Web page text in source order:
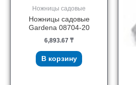
Ножницы садовые
Ножницы садовые
Gardena 08704-20
6,893.67 ₸
В корзину